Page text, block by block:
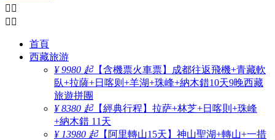
 
 
首頁
西藏旅游
¥ 9980 起【含機票火車票】成都往返飛機+青藏軟
臥+拉薩+日喀则+羊湖+珠峰+納木錯10天9晚西藏
旅遊拼團
¥ 8380 起【經典行程】拉萨+林芝+日喀則+珠峰
+納木錯 11天
¥ 13980 起【阿里轉山15天】神山聖湖+轉山+一措